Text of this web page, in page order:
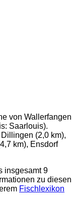
von Wallerfangen
Saarlouis).
(2,0 km),
km), Ensdorf
insgesamt 9
zu diesen
Fischlexikon